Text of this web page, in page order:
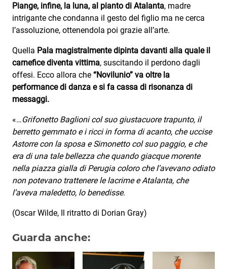
Piange, infine, la luna, al pianto di Atalanta, madre
intrigante che condanna il gesto del figlio ma ne cerca
l’assoluzione, ottenendola poi grazie all’arte.
Quella Pala magistralmente dipinta davanti alla quale il
carnefice diventa vittima, suscitando il perdono dagli
offesi. Ecco allora che “Novilunio” va oltre la
performance di danza e si fa cassa di risonanza di
messaggi.
«…Grifonetto Baglioni col suo giustacuore trapunto, il
berretto gemmato e i ricci in forma di acanto, che uccise
Astorre con la sposa e Simonetto col suo paggio, e che
era di una tale bellezza che quando giacque morente
nella piazza gialla di Perugia coloro che l’avevano odiato
non potevano trattenere le lacrime e Atalanta, che
l’aveva maledetto, lo benedisse.
(Oscar Wilde, Il ritratto di Dorian Gray)
Guarda anche: